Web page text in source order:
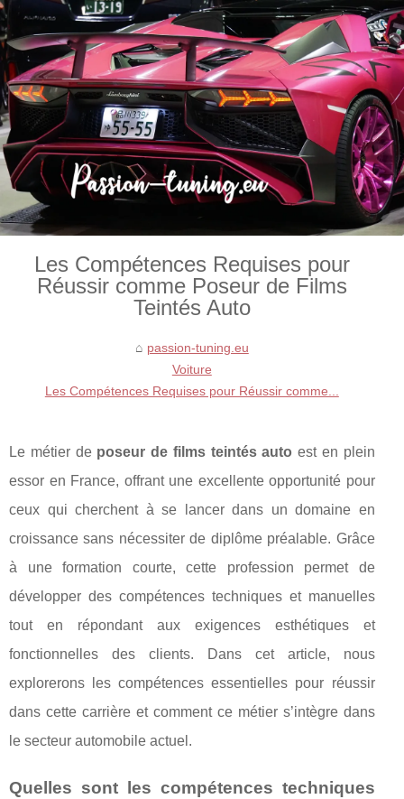
Les Compétences Requises pour
Réussir comme Poseur de Films
Teintés Auto
passion-tuning.eu
Voiture
Les Compétences Requises pour Réussir comme...
Le métier de poseur de films teintés auto est en plein
essor en France, offrant une excellente opportunité pour
ceux qui cherchent à se lancer dans un domaine en
croissance sans nécessiter de diplôme préalable. Grâce
à une formation courte, cette profession permet de
développer des compétences techniques et manuelles
tout en répondant aux exigences esthétiques et
fonctionnelles des clients. Dans cet article, nous
explorerons les compétences essentielles pour réussir
dans cette carrière et comment ce métier s’intègre dans
le secteur automobile actuel.
Quelles sont les compétences techniques